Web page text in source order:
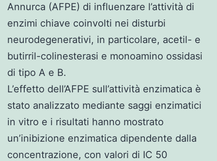
Annurca (AFPE) di influenzare l’attività di
enzimi chiave coinvolti nei disturbi
neurodegenerativi, in particolare, acetil- e
butirril-colinesterasi e monoamino ossidasi
di tipo A e B.
L’effetto dell’AFPE sull’attività enzimatica è
stato analizzato mediante saggi enzimatici
in vitro e i risultati hanno mostrato
un’inibizione enzimatica dipendente dalla
concentrazione, con valori di IC 50